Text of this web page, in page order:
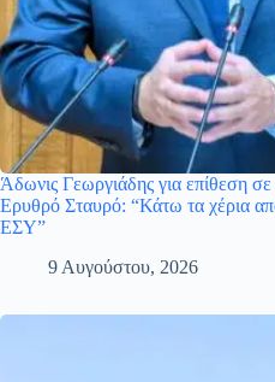
Άδωνις Γεωργιάδης για επίθεση
Ερυθρό Σταυρό: “Κάτω τα χέρια
ΕΣΥ”
9 Αυγούστου, 2026